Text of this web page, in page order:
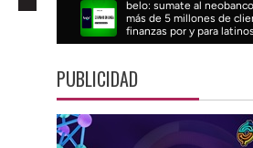
PUBLICIDAD